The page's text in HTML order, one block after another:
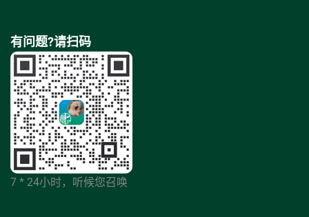
有问题?请扫码
7 * 24小时，听候您召唤